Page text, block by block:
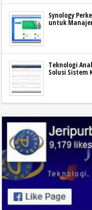
Synology
untuk
Teknologi
Solusi Sistem